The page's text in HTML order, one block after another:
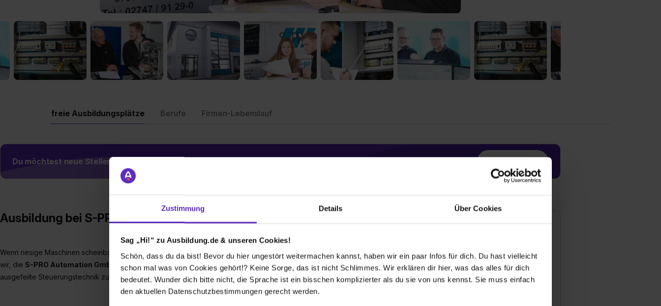
Zustimmung Details Über Cookies
Sag „Hi!“ zu Ausbildung.de & unseren Cookies!
Schön, dass du da bist! Bevor du hier ungestört weitermachen kannst, haben wir ein paar Infos für dich. Du hast vielleicht
schon mal was von Cookies gehört!? Keine Sorge, das ist nicht Schlimmes. Wir erklären dir hier, was das alles für dich
bedeutet. Wunder dich bitte nicht, die Sprache ist ein bisschen komplizierter als du sie von uns kennst. Sie muss einfach
den aktuellen Datenschutzbestimmungen gerecht werden.
freie Ausbildungsplätze Berufe Firmen-Lebenslauf
Du möchtest neue Stellen automatisch zugeschickt bekommen?
Ausbildung bei S-PRO AUTOMATION GmbH
Wenn riesige Maschinen scheinbar wie von selbst arbeiten, steckt oft ziemlich clevere Technik dahinter. Dafür bilden
wir, die S-PRO Automation GmbH
, Elektroniker für Automatisierungstechnik (m,w,d) aus. Du arbeitest mit daran,
ausgefeilte Steuerungstechnik zu entwickeln, zu montieren und vor Ort in Betrieb zu nehmen.